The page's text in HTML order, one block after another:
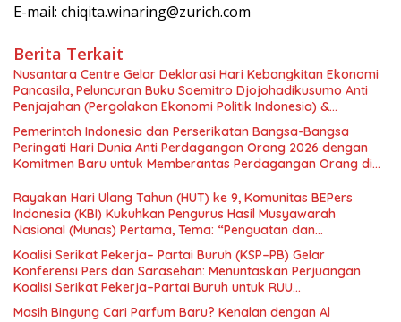
E-mail: chiqita.winaring@zurich.com
Berita Terkait
Nusantara Centre Gelar Deklarasi Hari Kebangkitan Ekonomi
Pancasila, Peluncuran Buku Soemitro Djojohadikusumo Anti
Penjajahan (Pergolakan Ekonomi Politik Indonesia) &
Simposium Nasional “Urgensi Undang-Undang Perekonomian
Nasional dan Kesejahteraan Sosial dalam Menata Bangsa
Menuju Indonesia Emas 2045”,
Pemerintah Indonesia dan Perserikatan Bangsa-Bangsa
Peringati Hari Dunia Anti Perdagangan Orang 2026 dengan
Komitmen Baru untuk Memberantas Perdagangan Orang di
Rayakan Hari Ulang Tahun (HUT) ke 9, Komunitas BEPers
Indonesia (KBI) Kukuhkan Pengurus Hasil Musyawarah
Nasional (Munas) Pertama, Tema: “Penguatan dan
Pengembangan Organisasi KBI yang Berbasis Riset di seluruh
Indonesia dan Mancanegara”.
Koalisi Serikat Pekerja– Partai Buruh (KSP–PB) Gelar
Konferensi Pers dan Sarasehan: Menuntaskan Perjuangan
Koalisi Serikat Pekerja–Partai Buruh untuk RUU
Ketenagakerjaan Baru.
Masih Bingung Cari Parfum Baru? Kenalan dengan Al